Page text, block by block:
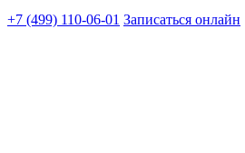
+7 (499) 110-06-01 Записаться онлайн